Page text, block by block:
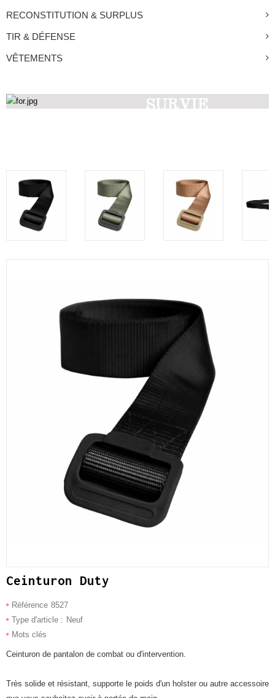
RECONSTITUTION & SURPLUS
TIR & DÉFENSE
VÊTEMENTS
SURVIE
Ceinturon Duty
Référence 8527
Type d'article : Neuf
Mots clés
Ceinturon de pantalon de combat ou d'intervention.
Très solide et résistant, supporte le poids d'un holster ou autre accessoire